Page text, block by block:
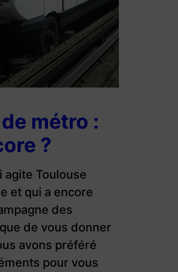
métro :
?
agite Toulouse
et qui a encore
des
de vous donner
avons préféré
pour vous